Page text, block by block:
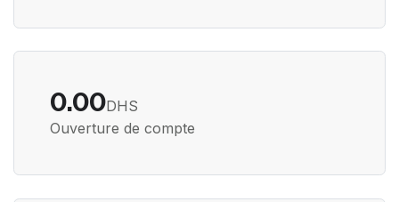
0.00DHS
Ouverture de compte